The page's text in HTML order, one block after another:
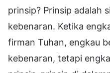
prinsip? Prinsip adalah
kebenaran. Ketika
firman Tuhan, engkau
kebenaran, tetapi